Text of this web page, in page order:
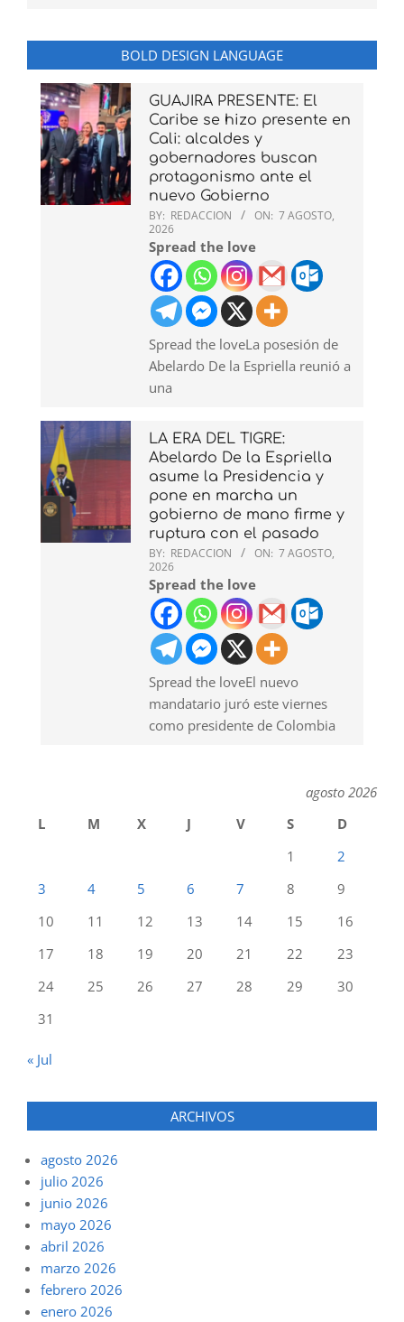
BOLD DESIGN LANGUAGE
GUAJIRA PRESENTE: El
Caribe se hizo presente en
Cali: alcaldes y
gobernadores buscan
protagonismo ante el
nuevo Gobierno
BY: REDACCION ON: 7 AGOSTO,
2026
Spread the love
Spread the loveLa posesión de
Abelardo De la Espriella reunió a
una
LA ERA DEL TIGRE:
Abelardo De la Espriella
asume la Presidencia y
pone en marcha un
gobierno de mano firme y
ruptura con el pasado
BY: REDACCION ON: 7 AGOSTO,
2026
Spread the love
Spread the loveEl nuevo
mandatario juró este viernes
como presidente de Colombia
agosto 2026
L
M X J V S
D
1
2
3
4 5 6 7 8
9
10
11 12 13 14 15
16
17
18 19 20 21 22
23
24
25 26 27 28 29
30
31
« Jul
ARCHIVOS
agosto 2026
julio 2026
junio 2026
mayo 2026
abril 2026
marzo 2026
febrero 2026
enero 2026